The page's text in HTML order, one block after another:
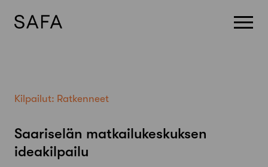
Kilpailut: Ratkenneet
Saariselän matkailukeskuksen
ideakilpailu